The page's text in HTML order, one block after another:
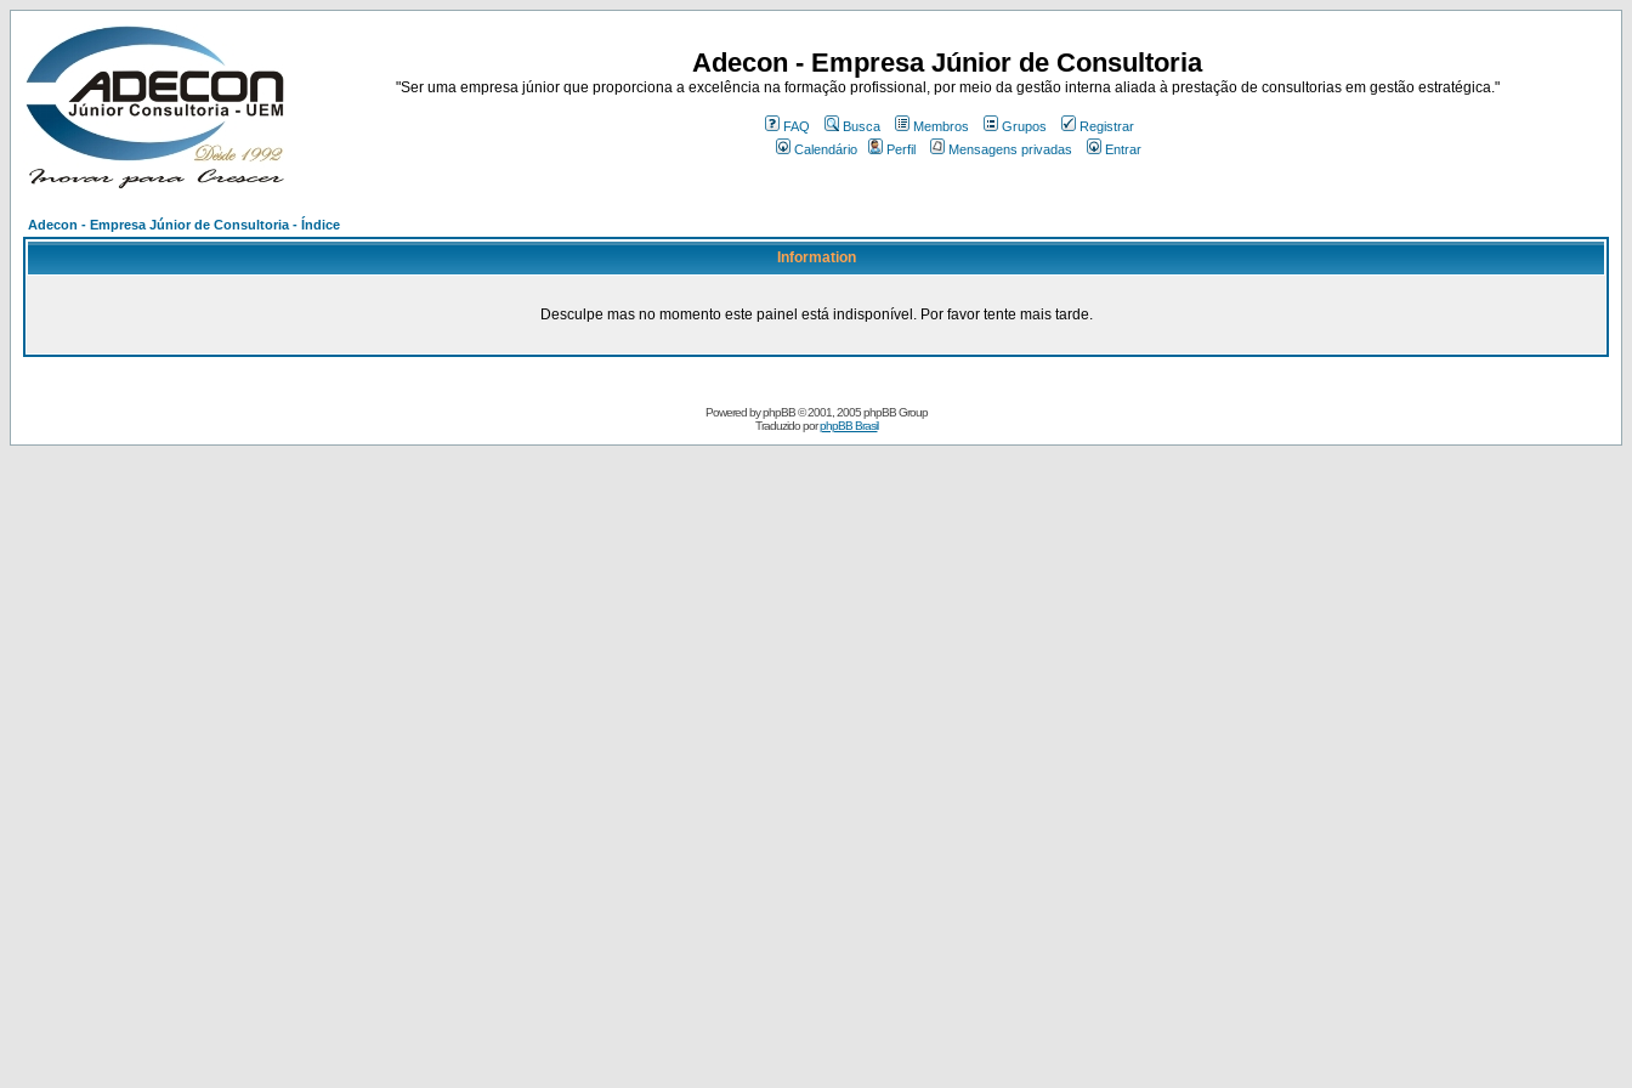
Adecon - Empresa Júnior de Consultoria
"Ser uma empresa júnior que proporciona a excelência na formação profissional, por meio da gestão interna aliada à prestação de consultorias em gestão estratégica."
FAQ Busca Membros Grupos
Registrar
Calendário
Perfil Mensagens privadas Entrar
Adecon - Empresa Júnior de Consultoria - Índice
Information
Desculpe mas no momento este painel está indisponível. Por favor tente mais tarde.
Powered byphpBB© 2001, 2005 phpBB Group
Traduzido porphpBB Brasil